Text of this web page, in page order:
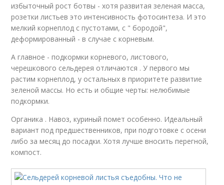
избыточный рост ботвы - хотя развитая зеленая масса,
розетки листьев это интенсивность фотосинтеза. И это
мелкий корнеплод с пустотами, с " бородой",
деформированный - в случае с корневым.
А главное - подкормки корневого, листового,
черешкового сельдерея отличаются . У первого мы
растим корнеплод, у остальных в приоритете развитие
зеленой массы. Но есть и общие черты: нелюбимые
подкормки.
Органика . Навоз, куриный помет особенно. Идеальный
вариант под предшественников, при подготовке с осени
либо за месяц до посадки. Хотя лучше вносить перегной,
компост.